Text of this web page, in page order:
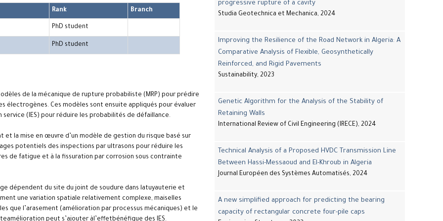
Rank Branch
PhD student
PhD student
de la mécanique de rupture probabiliste (MRP) pour prédire
électrogènes. Ces modèles sont ensuite appliqués pour évaluer
(IES) pour réduire les probabilités de défaillance.
la mise en œuvre d’un modèle de gestion du risque basé sur
potentiels des inspections par ultrasons pour réduire les
de fatigue et à la fissuration par corrosion sous contrainte
dépendent du site du joint de soudure dans latuyauterie et
une variation spatiale relativement complexe, maiselles
que l’arasement (amélioration par processus mécaniques) et le
progressive rupture of a cavity
Studia Geotechnica et Mechanica, 2024
Improving the Resilience of the Road Network in Algeria: A
Comparative Analysis of Flexible, Geosynthetically
Reinforced, and Rigid Pavements
Sustainability, 2023
Genetic Algorithm for the Analysis of the Stability of
Retaining Walls
International Review of Civil Engineering (IRECE), 2024
Technical Analysis of a Proposed HVDC Transmission Line
Between Hassi-Messaoud and El-Khroub in Algeria
Journal Européen des Systèmes Automatisés, 2024
A new simplified approach for predicting the bearing
capacity of rectangular concrete four-pile caps